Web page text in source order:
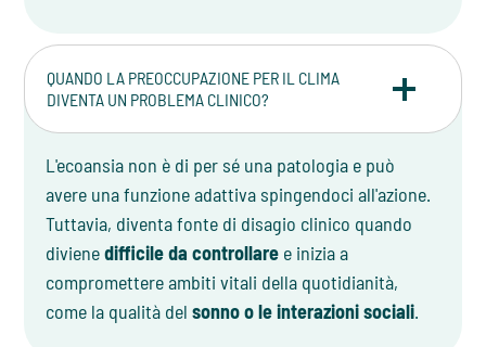
QUANDO LA PREOCCUPAZIONE PER IL CLIMA
DIVENTA UN PROBLEMA CLINICO?
L'ecoansia non è di per sé una patologia e può
avere una funzione adattiva spingendoci all'azione.
Tuttavia, diventa fonte di disagio clinico quando
divienedifficile da controllare e inizia a
compromettere ambiti vitali della quotidianità,
come la qualità delsonno o le interazioni sociali.